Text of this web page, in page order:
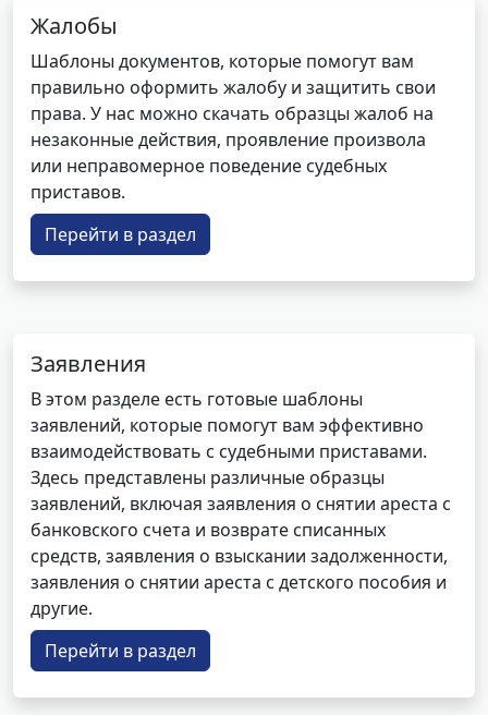
Жалобы
Шаблоны документов, которые помогут вам
правильно оформить жалобу и защитить свои
права. У нас можно скачать образцы жалоб на
незаконные действия, проявление произвола
или неправомерное поведение судебных
приставов.
Перейти в раздел
Заявления
В этом разделе есть готовые шаблоны
заявлений, которые помогут вам эффективно
взаимодействовать с судебными приставами.
Здесь представлены различные образцы
заявлений, включая заявления о снятии ареста с
банковского счета и возврате списанных
средств, заявления о взыскании задолженности,
заявления о снятии ареста с детского пособия и
другие.
Перейти в раздел